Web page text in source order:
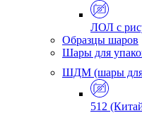
ЛОЛ с
Образцы шаров
Шары для
ШДМ (шары для
512